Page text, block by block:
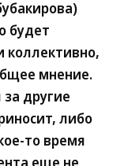
будет
коллективно,
мнение.
другие
либо
то время